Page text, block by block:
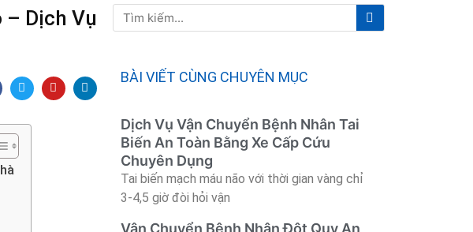
– Dịch Vụ
T
w
i
t
Y
o
u
L
i
n
Tìm
kiếm
Tìm
BÀI VIẾT CÙNG CHUYÊN MỤC
Dịch Vụ Vận Chuyển Bệnh Nhân Tai
Biến An Toàn Bằng Xe Cấp Cứu
Chuyên Dụng
Tai biến mạch máu não với thời gian vàng chỉ
3-4,5 giờ đòi hỏi vận
Vận Chuyển Bệnh Nhân Đột Quỵ An